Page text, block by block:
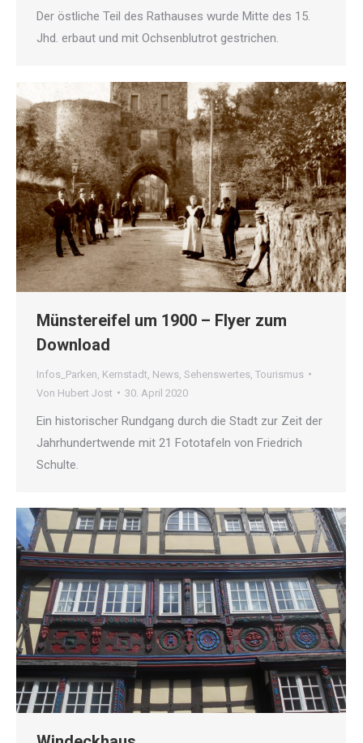
Der östliche Teil des Rathauses wurde Mitte des 15.
Jhd. erbaut und mit Ochsenblutrot gestrichen.
Münstereifel um 1900 – Flyer zum
Download
Infos_Parken Kernstadt News Sehenswertes Tourismus
Von Hubert Jost 30. April 2020
Ein historischer Rundgang durch die Stadt zur Zeit der
Jahrhundertwende mit 21 Fototafeln von Friedrich
Schulte.